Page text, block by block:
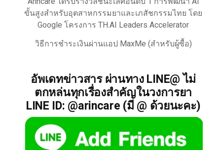
ขั้นสูงสำหรับอุตสาหกรรมยาและเภสัชกรรมไทย โดย
Google โครงการ TH.AI Leaders Accelerator
วิธีการชำระเงินผ่านแอป MaxMe (สำหรับผู้ซื้อ)
อัพเดทข่าวสาร ผ่านทาง LINE@ ไม่
ตกหล่นทุกเรื่องสำคัญในวงการยา
LINE ID: @arincare (มี @ ด้วยนะคะ)